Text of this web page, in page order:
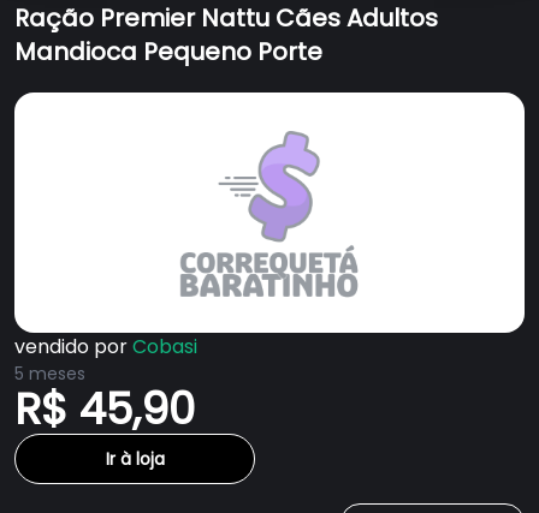
Ração Premier Nattu Cães Adultos
Mandioca Pequeno Porte
vendido porCobasi
5 meses
R$ 45,90
Ir à loja